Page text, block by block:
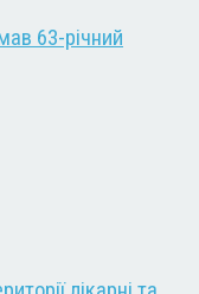
63-річний